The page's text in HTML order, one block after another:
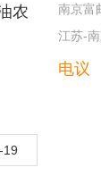
电议
农
南京富
江苏-
19